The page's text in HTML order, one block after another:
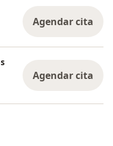
Agendar cita
Agendar cita